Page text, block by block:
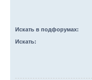
Искать в подфорумах:
Искать: